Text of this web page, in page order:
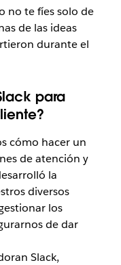
no te fíes solo de
de las ideas
durante el
para
cómo hacer un
de atención y
la
diversos
los
de dar
Slack,